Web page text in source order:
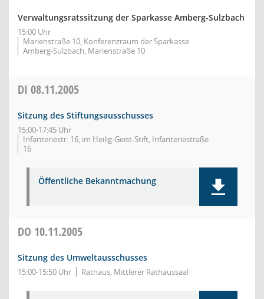
Verwaltungsratssitzung der Sparkasse Amberg-Sulzbach
15:00 Uhr
Marienstraße 10, Konferenzraum der Sparkasse
Amberg-Sulzbach, Marienstraße 10
DI 08.11.2005
Sitzung des Stiftungsausschusses
15:00-17:45 Uhr
Infanteriestr. 16, im Heilig-Geist-Stift, Infanteriestraße
16
Öffentliche Bekanntmachung
DO 10.11.2005
Sitzung des Umweltausschusses
15:00-15:50 Uhr Rathaus, Mittlerer Rathaussaal